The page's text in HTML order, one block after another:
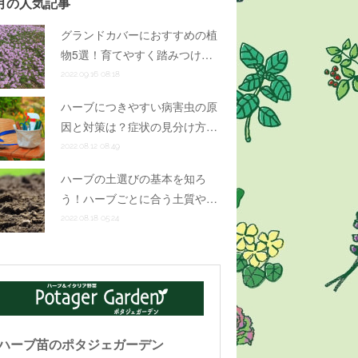
の人気記事
グランドカバーにおすすめの植
物5選！育てやすく踏みつけ…
2022.09.16 08:18
ハーブにつきやすい病害虫の原
因と対策は？症状の見分け方…
2022.08.12 08:49
ハーブの土選びの基本を知ろ
う！ハーブごとに合う土質や…
2022.08.18 05:24
ーブ苗のポタジェガーデン